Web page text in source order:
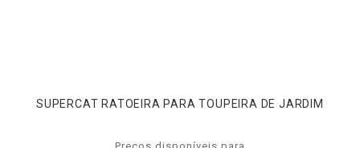
SUPERCAT RATOEIRA PARA TOUPEIRA DE JARDIM